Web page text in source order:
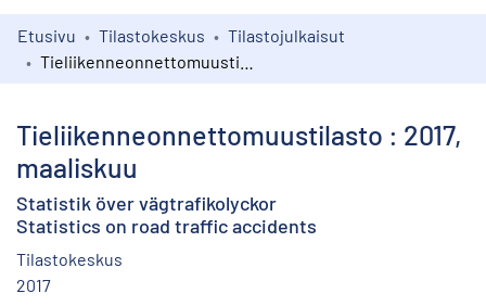
Kokoelmat
Etusivu Tilastokeskus
Tilastojulkaisut
Tieliikenneonnettomuustilasto : 2017,
maaliskuu
Statistik över vägtrafikolyckor
Statistics on road traffic accidents
Tilastokeskus
2017